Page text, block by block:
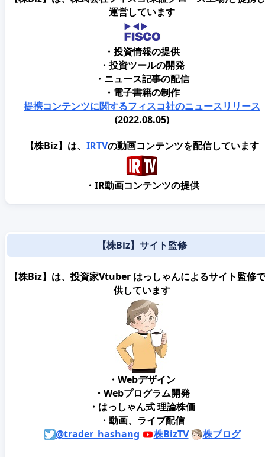
運営しています
・投資情報の提供
・投資ツールの開発
・ニュース記事の配信
・電子書籍の制作
提携コンテンツに関するフィスコ社のニュースリリース
(2022.08.05)
【株Biz】は、 IRTVの動画コンテンツを配信しています
・IR動画コンテンツの提供
【株Biz】サイト監修
【株Biz】は、投資家Vtuber はっしゃんによるサイト監修
供しています
・Webデザイン
・Webプログラム開発
・はっしゃん式 理論株価
・動画、ライブ配信
@trader_hashang
株BizTV 株ブログ